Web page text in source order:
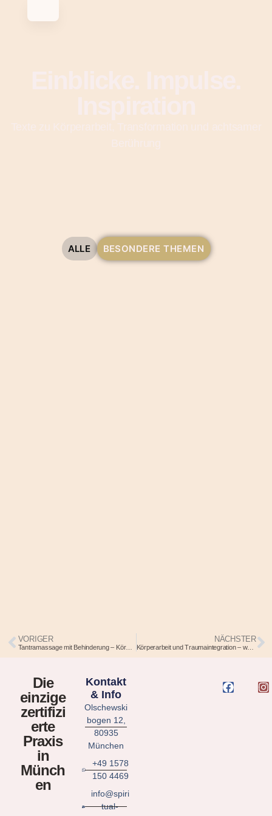
BESONDERE THEMEN
ALLE
VORIGER
Tantramassage mit Behinderung – Körperarbeit für jeden Körper
NÄCHSTER
Körperarbeit und Traumaintegration – wenn Heilung durch den Körper geschieht
Die
einzige
zertifizi
erte
Praxis
in
Münch
en
Kontakt
& Info
Olschewski
bogen 12,
80935
München
+49 1578
150 4469
info@spiri
tual-